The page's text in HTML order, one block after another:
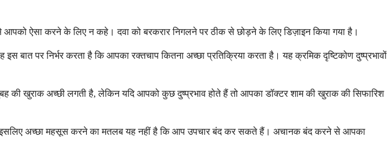
ऐसा करने के लिए न कहे। दवा को बरकरार निगलने पर ठीक से छोड़ने के लिए डिज़ाइन किया गया है।
पर निर्भर करता है कि आपका रक्तचाप कितना अच्छा प्रतिक्रिया करता है। यह क्रमिक दृष्टिकोण दुष्प्रभावों
खुराक अच्छी लगती है, लेकिन यदि आपको कुछ दुष्प्रभाव होते हैं तो आपका डॉक्टर शाम की खुराक की सिफारिश
इसलिए अच्छा महसूस करने का मतलब यह नहीं है कि आप उपचार बंद कर सकते हैं। अचानक बंद करने से आपका